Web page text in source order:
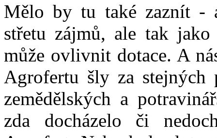
Mělo by tu také zaznít -
střetu zájmů, ale tak
může ovlivnit dotace. A
Agrofertu šly za
zemědělských a
zda docházelo či